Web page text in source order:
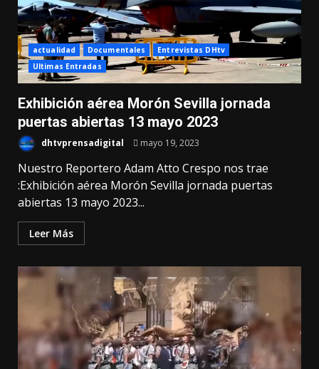
actualidad Documentales
Entrevistas DHtv
Ultimas Entradas
Exhibición aérea Morón Sevilla jornada
puertas abiertas 13 mayo 2023
dhtvprensadigital mayo 19, 2023
Nuestro Reportero Adam Atto Crespo nos trae
:Exhibición aérea Morón Sevilla jornada puertas
abiertas 13 mayo 2023...
Leer Más